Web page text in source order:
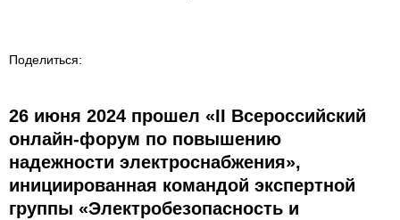
Поделиться:
26 июня 2024 прошел «II Всероссийский
онлайн-форум по повышению
надежности электроснабжения»,
инициированная командой экспертной
группы «Электробезопасность и